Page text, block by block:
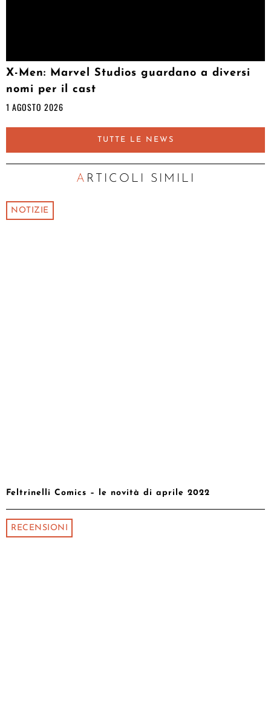
X-Men: Marvel Studios guardano a diversi
nomi per il cast
1 AGOSTO 2026
TUTTE LE NEWS
ARTICOLI SIMILI
NOTIZIE
Feltrinelli Comics – le novità di aprile 2022
RECENSIONI